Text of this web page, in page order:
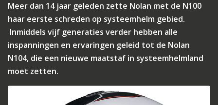
Meer dan 14 jaar geleden zette Nolan met de N100
haar eerste schreden op systeemhelm gebied.
Inmiddels vijf generaties verder hebben alle
inspanningen en ervaringen geleid tot de Nolan
N104, die een nieuwe maatstaf in systeemhelmland
moet zetten.